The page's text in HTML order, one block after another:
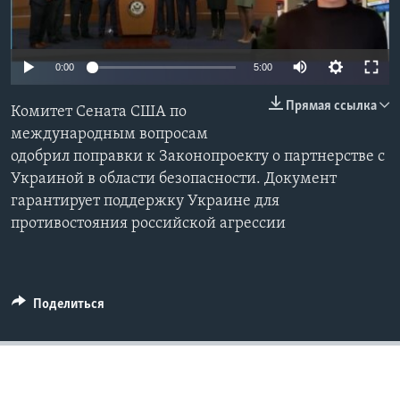
Learning English
Языки
0:00 5:00
Прямая ссылка
Комитет Сената США по
международным вопросам
одобрил поправки к Законопроекту о партнерстве с
Украиной в области безопасности. Документ
гарантирует поддержку Украине для
противостояния российской агрессии
Поделиться